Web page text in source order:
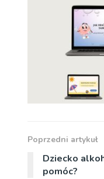
Poprzedni artykuł
Dziecko
pomóc?